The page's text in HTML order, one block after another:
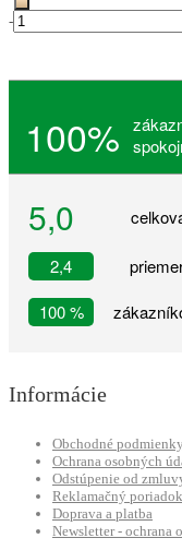
-
100%
5,0
2,4
100 %
Informácie
Obchodné podmienky
Ochrana osobných
Odstúpenie od
Reklamačný poriadok
Doprava a platba
Newsletter - ochrana